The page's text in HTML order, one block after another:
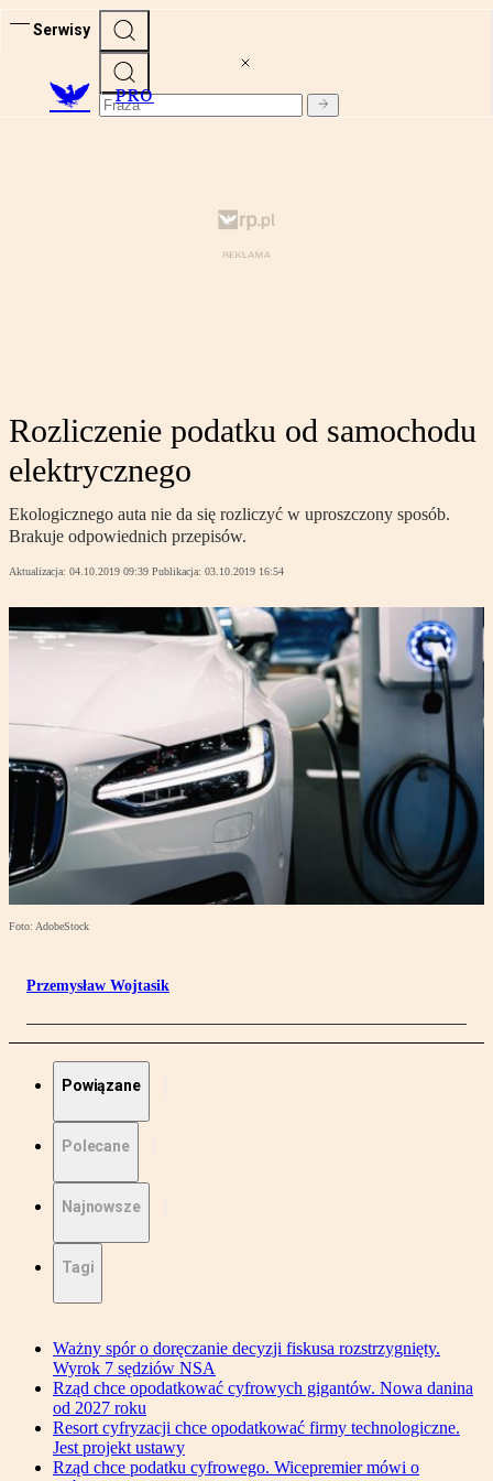
Serwisy
PRO
Rozliczenie podatku od samochodu
elektrycznego
Ekologicznego auta nie da się rozliczyć w uproszczony sposób.
Brakuje odpowiednich przepisów.
Aktualizacja: 04.10.2019 09:39 Publikacja: 03.10.2019 16:54
Foto: AdobeStock
Przemysław Wojtasik
Powiązane
Polecane
Najnowsze
Tagi
Ważny spór o doręczanie decyzji fiskusa rozstrzygnięty.
Wyrok 7 sędziów NSA
Rząd chce opodatkować cyfrowych gigantów. Nowa danina
od 2027 roku
Resort cyfryzacji chce opodatkować firmy technologiczne.
Jest projekt ustawy
Rząd chce podatku cyfrowego. Wicepremier mówi o